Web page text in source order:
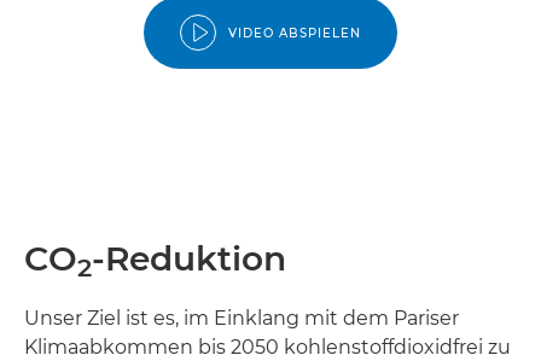
VIDEO ABSPIELEN
CO2-Reduktion
Unser Ziel ist es, im Einklang mit dem Pariser
Klimaabkommen bis 2050 kohlenstoffdioxidfrei zu